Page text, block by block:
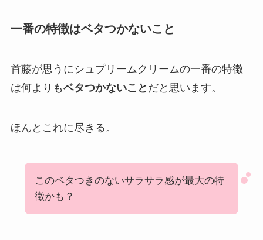
一番の特徴はベタつかないこと
首藤が思うにシュプリームクリームの一番の特徴
は何よりもベタつかないこと だと思います。
ほんとこれに尽きる。
このベタつきのないサラサラ感が最大の特
徴かも？